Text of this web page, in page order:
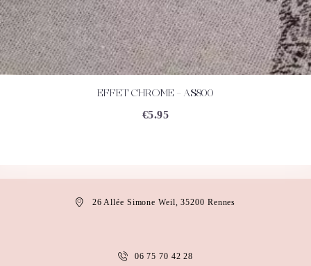
EFFET CHROME – AS800
€5.95
26 Allée Simone Weil, 35200 Rennes
06 75 70 42 28